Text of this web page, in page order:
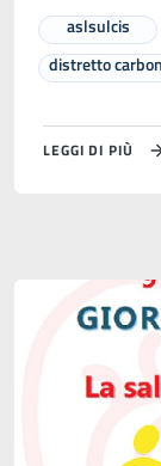
aslsulcis
distretto
LEGGI DI PIÙ